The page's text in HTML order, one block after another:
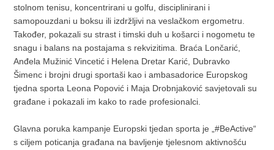
stolnom tenisu, koncentrirani u golfu, disciplinirani i
samopouzdani u boksu ili izdržljivi na veslačkom ergometru.
Također, pokazali su strast i timski duh u košarci i nogometu te
snagu i balans na postajama s rekvizitima. Braća Lončarić,
Anđela Mužinić Vincetić i Helena Dretar Karić, Dubravko
Šimenc i brojni drugi sportaši kao i ambasadorice Europskog
tjedna sporta Leona Popović i Maja Drobnjaković savjetovali su
građane i pokazali im kako to rade profesionalci.
Glavna poruka kampanje Europski tjedan sporta je „#BeActive“
s ciljem poticanja građana na bavljenje tjelesnom aktivnošću